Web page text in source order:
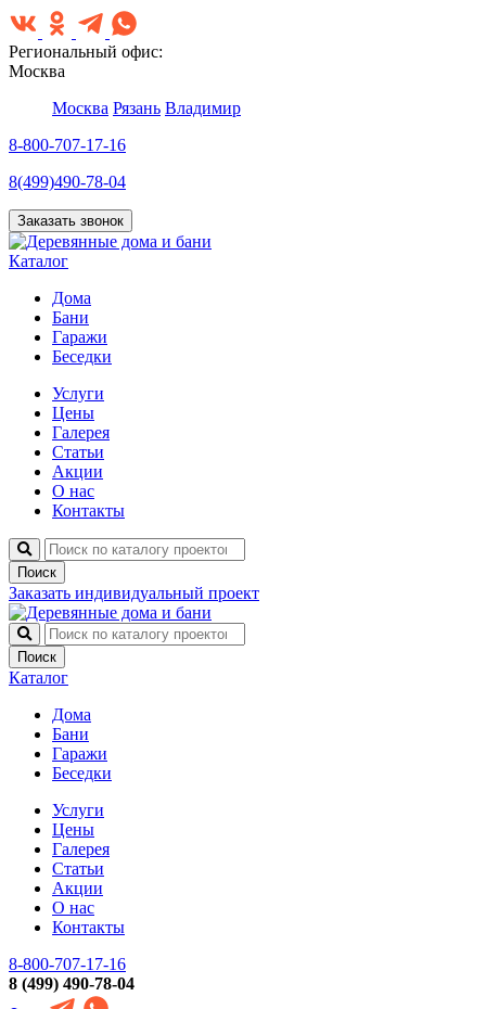
Региональный офис:
Москва
Москва Рязань Владимир
8-800-707-17-16
8(499)490-78-04
Заказать звонок
Каталог
Дома
Бани
Гаражи
Беседки
Услуги
Цены
Галерея
Статьи
Акции
О нас
Контакты
Поиск
Заказать индивидуальный проект
Поиск
Каталог
Дома
Бани
Гаражи
Беседки
Услуги
Цены
Галерея
Статьи
Акции
О нас
Контакты
8-800-707-17-16
8 (499) 490-78-04